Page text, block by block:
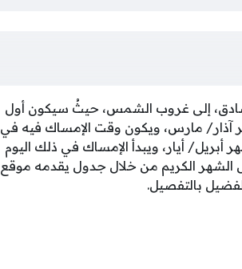
إلى غروب الشمس، حيثُ سيكون أول
مارس، ويكون وقت الإمساك فيه في
شهر أبريل/ أيار، ويبدأ الإمساك في ذلك اليوم
خلال الشهر الكريم من خلال جدول يقدمه موقع
بالتفصيل.